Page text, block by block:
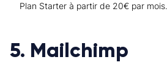
Plan Starter à partir de 20€ par mois.
5. Mailchimp